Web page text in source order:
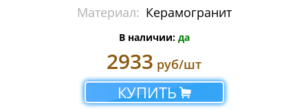
Мозаика NSmosaic
Мозаика Orro Mosaic
Мозаика Rose Mosaic
Мозаика Sekitei
Материал: Керамогранит
В наличии: да
2933 руб/шт
КУПИТЬ